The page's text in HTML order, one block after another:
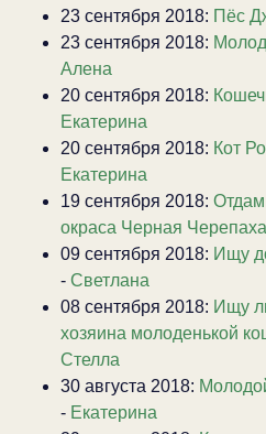
23 сентября 2018: Пёс
23 сентября 2018:
Алена
20 сентября 2018:
Екатерина
20 сентября 2018: Кот
Екатерина
19 сентября 2018: Отдам
окраса Черная Черепаха
09 сентября 2018: Ищу
- Светлана
08 сентября 2018: Ищу
хозяина молоденькой
Стелла
30 августа 2018:
- Екатерина